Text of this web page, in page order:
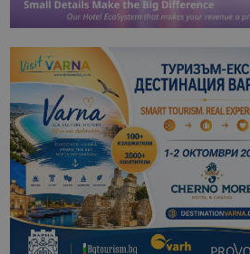
Строго
управление на
Име
Име
is_visitor_unique
Име